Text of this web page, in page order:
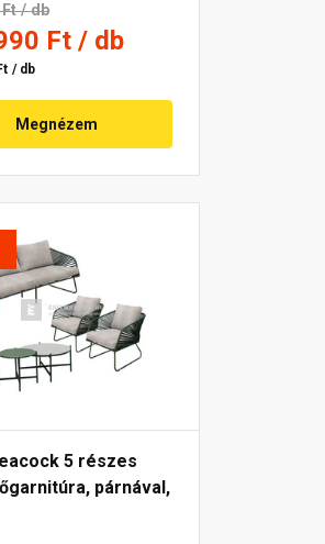
Ft/ db
Ft / db
/ db
Megnézem
5 részes
párnával,